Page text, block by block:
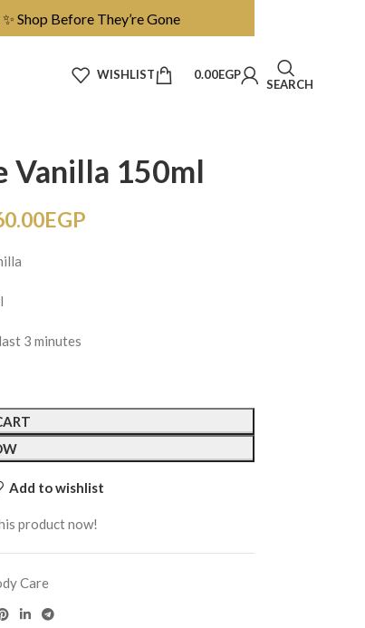
WISHLIST 0.00EGP
SEARCH
Vanilla 150ml
EGP
3 minutes
Add to wishlist
product now!
Care
They’re Gone